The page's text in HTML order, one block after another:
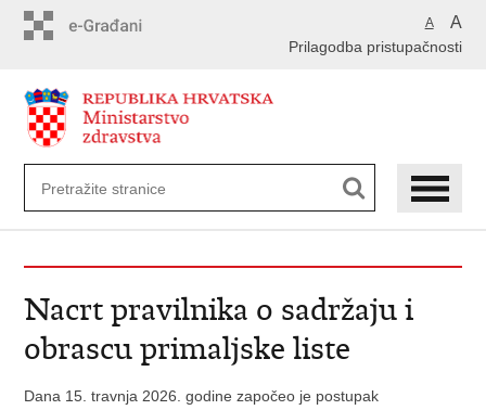
A A
Prilagodba pristupačnosti
Nacrt pravilnika o sadržaju i
obrascu primaljske liste
Dana 15. travnja 2026. godine započeo je postupak